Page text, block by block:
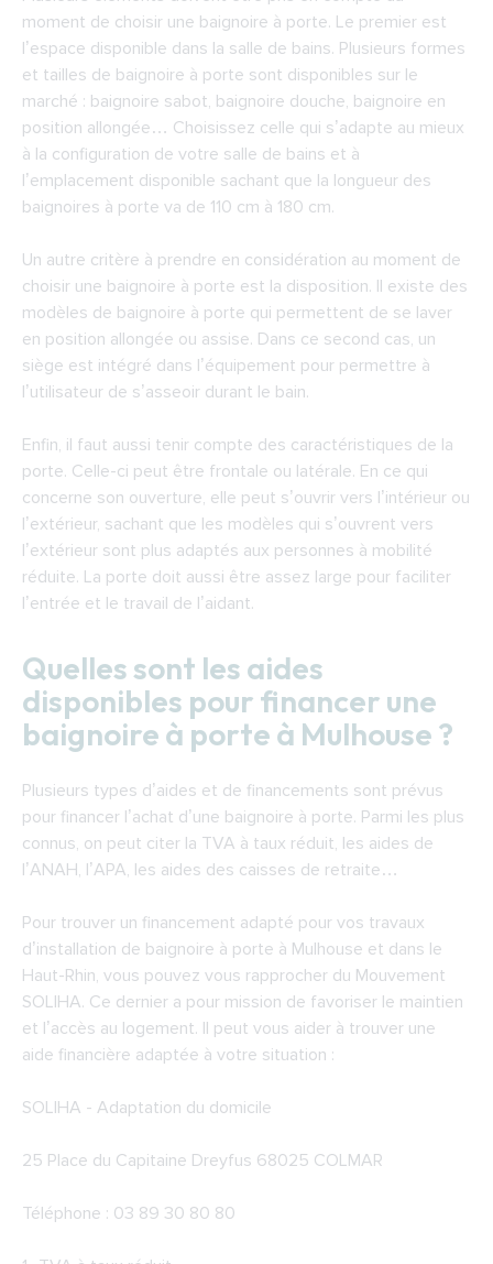
moment de choisir une baignoire à porte. Le premier est
l’espace disponible dans la salle de bains. Plusieurs formes
et tailles de baignoire à porte sont disponibles sur le
marché : baignoire sabot, baignoire douche, baignoire en
position allongée… Choisissez celle qui s’adapte au mieux
à la configuration de votre salle de bains et à
l’emplacement disponible sachant que la longueur des
baignoires à porte va de 110 cm à 180 cm.
Un autre critère à prendre en considération au moment de
choisir une baignoire à porte est la disposition. Il existe des
modèles de baignoire à porte qui permettent de se laver
en position allongée ou assise. Dans ce second cas, un
siège est intégré dans l’équipement pour permettre à
l’utilisateur de s’asseoir durant le bain.
Enfin, il faut aussi tenir compte des caractéristiques de la
porte. Celle-ci peut être frontale ou latérale. En ce qui
concerne son ouverture, elle peut s’ouvrir vers l’intérieur ou
l’extérieur, sachant que les modèles qui s’ouvrent vers
l’extérieur sont plus adaptés aux personnes à mobilité
réduite. La porte doit aussi être assez large pour faciliter
l’entrée et le travail de l’aidant.
Quelles sont les aides
disponibles pour financer une
baignoire à porte à Mulhouse ?
Plusieurs types d’aides et de financements sont prévus
pour financer l’achat d’une baignoire à porte. Parmi les plus
connus, on peut citer la TVA à taux réduit, les aides de
l’ANAH, l’APA, les aides des caisses de retraite…
Pour trouver un financement adapté pour vos travaux
d’installation de baignoire à porte à Mulhouse et dans le
Haut-Rhin, vous pouvez vous rapprocher du Mouvement
SOLIHA. Ce dernier a pour mission de favoriser le maintien
et l’accès au logement. Il peut vous aider à trouver une
aide financière adaptée à votre situation :
SOLIHA - Adaptation du domicile
25 Place du Capitaine Dreyfus 68025 COLMAR
Téléphone : 03 89 30 80 80